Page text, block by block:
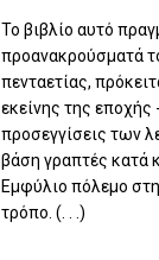
Το βιβλίο αυτό
προανακρούσματά
πενταετίας,
εκείνης της
προσεγγίσεις των
βάση γραπτές κατά
Εμφύλιο πόλεμο
τρόπο. (. . .)